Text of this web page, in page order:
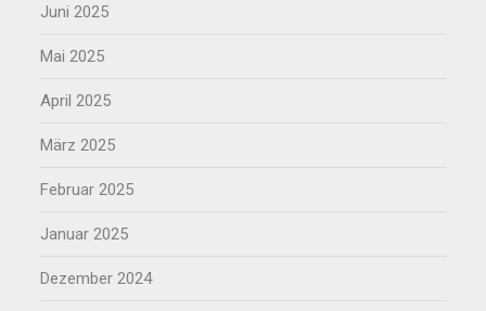
Juni 2025
Mai 2025
April 2025
März 2025
Februar 2025
Januar 2025
Dezember 2024